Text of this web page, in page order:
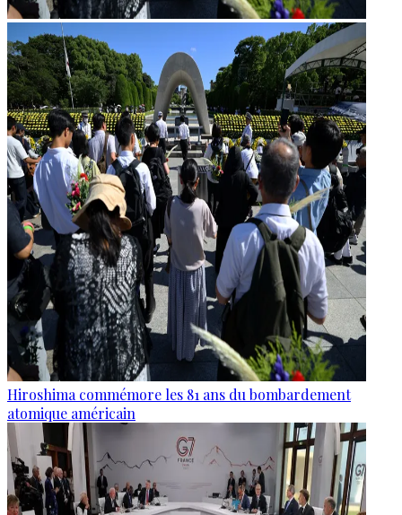
Hiroshima commémore les 81 ans du bombardement
atomique américain